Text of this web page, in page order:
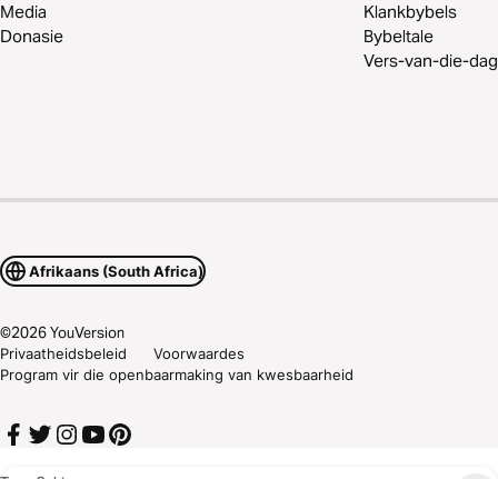
Media
Donasie
Klankbybels
Bybeltale
Vers-van-die-dag
Afrikaans (South Africa)
©2026YouVersion
Privaatheidsbeleid
Voorwaardes
Program vir die openbaarmaking van kwesbaarheid